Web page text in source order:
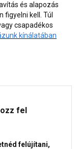
és alapozás
kell. Túl
csapadékos
kínálatában
fel
felújítani,